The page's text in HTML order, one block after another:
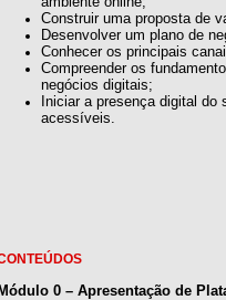
Construir uma proposta de
Desenvolver um plano de
Conhecer os principais
Compreender os
negócios digitais;
Iniciar a presença digital do
acessíveis.
0 – Apresentação de